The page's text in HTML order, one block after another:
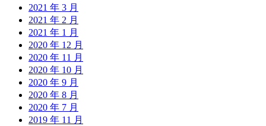
2021 年 3 月
2021 年 2 月
2021 年 1 月
2020 年 12 月
2020 年 11 月
2020 年 10 月
2020 年 9 月
2020 年 8 月
2020 年 7 月
2019 年 11 月